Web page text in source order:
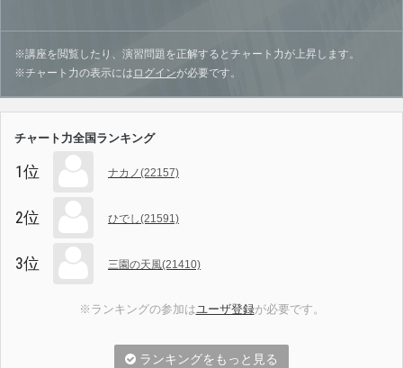
※講座を閲覧したり、演習問題を正解するとチャート力が上昇します。
※チャート力の表示には ログインが必要です。
チャート力全国ランキング
1位 ナカノ(22157)
2位 ひでし(21591)
3位 三園の天風(21410)
※ランキングの参加はユーザ登録が必要です。
ランキングをもっと見る